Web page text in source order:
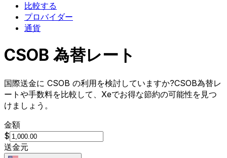
比較する
プロバイダー
通貨
CSOB 為替レート
国際送金に CSOB の利用を検討していますか?CSOB為替レ
ートや手数料を比較して、Xeでお得な節約の可能性を見つ
けましょう。
金額
$
送金元